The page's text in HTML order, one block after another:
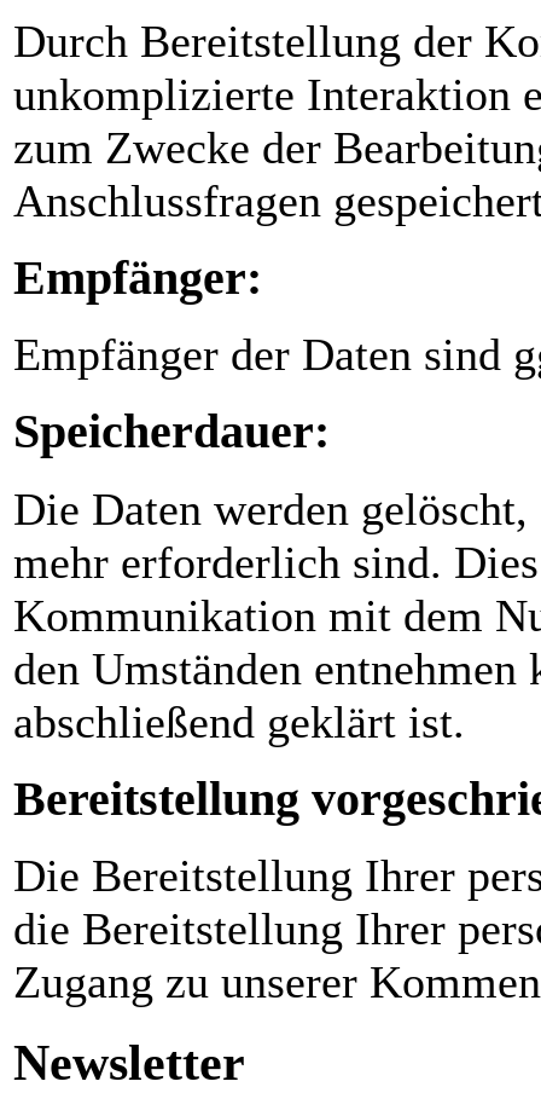
Durch Bereitstellung der
unkomplizierte Interaktion
zum Zwecke der
Anschlussfragen
Empfänger:
Empfänger der Daten sind
Speicherdauer:
Die Daten werden
mehr erforderlich sind.
Kommunikation mit dem
den Umständen
abschließend geklärt ist.
Bereitstellung
Die Bereitstellung Ihrer
die Bereitstellung Ihrer
Zugang zu unserer
Newsletter